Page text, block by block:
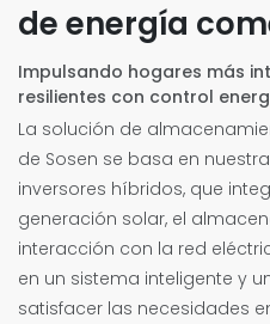
de energía
Impulsando hogares más
resilientes con control
La solución de
de Sosen se basa en
inversores híbridos, que
generación solar, el
interacción con la red
en un sistema inteligente y
satisfacer las necesidades